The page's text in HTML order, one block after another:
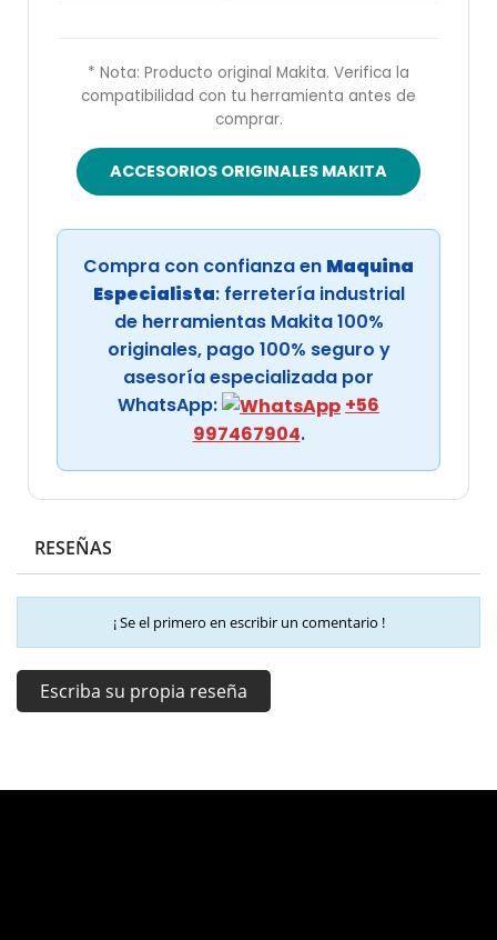
* Nota: Producto original Makita. Verifica la
compatibilidad con tu herramienta antes de
comprar.
ACCESORIOS ORIGINALES MAKITA
Compra con confianza en Maquina
Especialista: ferretería industrial
de herramientas Makita 100%
originales, pago 100% seguro y
asesoría especializada por
WhatsApp:
+56
997467904.
RESEÑAS
¡ Se el primero en escribir un comentario !
Escriba su propia reseña